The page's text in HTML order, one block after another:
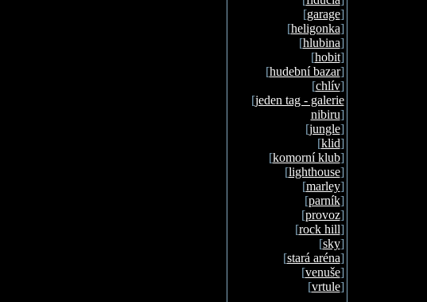
[garage]
[heligonka]
[hlubina]
[hobit]
[hudební bazar]
[chlív]
[jeden tag - galerie
nibiru]
[jungle]
[klid]
[komorní klub]
[lighthouse]
[marley]
[parník]
[provoz]
[rock hill]
[sky]
[stará aréna]
[venuše]
[vrtule]